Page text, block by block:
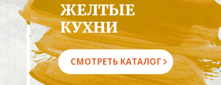
ЖЕЛТЫЕ
КУХНИ
СМОТРЕТЬ КАТАЛОГ